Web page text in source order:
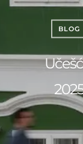
BLOG